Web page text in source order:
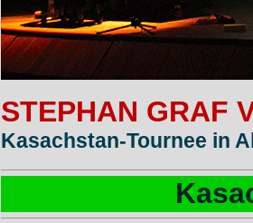
STEPHAN GRAF
Kasachstan-Tournee in